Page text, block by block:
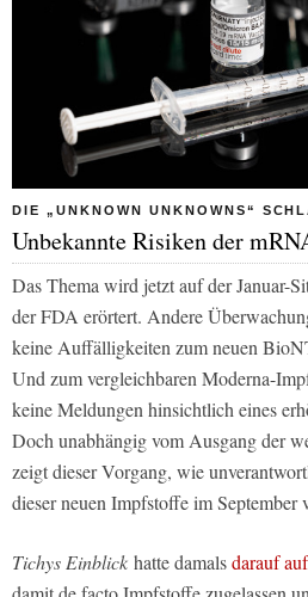
DIE „UNKNOWN UNKNOWNS“
Unbekannte Risiken der
Das Thema wird jetzt auf der Januar-
der FDA erörtert. Andere
keine Auffälligkeiten zum neuen
Und zum vergleichbaren Moderna-
keine Meldungen hinsichtlich eines
Doch unabhängig vom Ausgang der
zeigt dieser Vorgang, wie
dieser neuen Impfstoffe im September
Tichys Einblick hatte damalsdarauf